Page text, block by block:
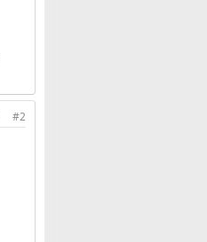
#2